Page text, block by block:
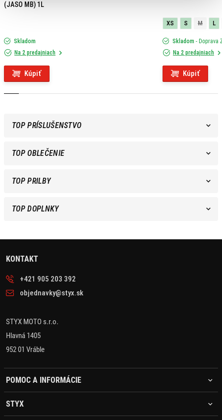
(JASO MB) 1L
Skladom
Na 2 predajniach
Kúpiť
XS S M L
Skladom - Doprava
Na 2 predajniach
Kúpiť
TOP PRÍSLUŠENSTVO
TOP OBLEČENIE
TOP PRILBY
TOP DOPLNKY
KONTAKT
+421 905 203 392
objednavky@styx.sk
STYX MOTO s.r.o.
Hlavná 1405
952 01 Vráble
POMOC A INFORMÁCIE
STYX